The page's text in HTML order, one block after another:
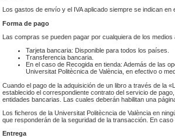
Los gastos de envío y el IVA aplicado siempre se indican en
Forma de pago
Las compras se pueden pagar por cualquiera de los
Tarjeta bancaria: Disponible para todos los países.
Transferencia bancaria.
En el caso de Recogida en tienda: Además de las
Universitat Politècnica de València, en efectivo o
Cuando el pago de la adquisición de un libro a través de la
establecido el correspondiente contrato del servicio de
entidades bancarias. Las cuales deberán habilitan una
Los ficheros de la Universitat Politècncia de València en
que responderán de la seguridad de la transacción. En
Entrega